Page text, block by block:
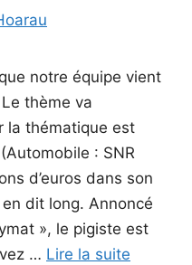
notre équipe vient
thème va
la thématique est
: SNR
d’euros dans son
dit long. Annoncé
», le pigiste est
… Lire la suite